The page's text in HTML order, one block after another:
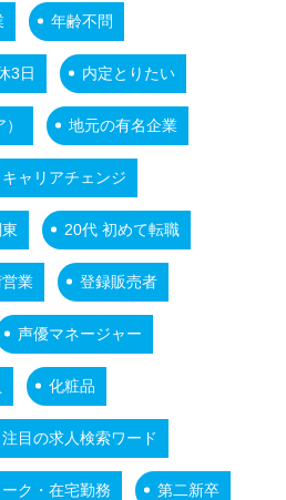
年齢不問
3日 内定とりたい
地元の有名企業
キャリアチェンジ
20代 初めて転職
業 登録販売者
声優マネージャー
化粧品
注目の求人検索ワード
ク・在宅勤務 第二新卒